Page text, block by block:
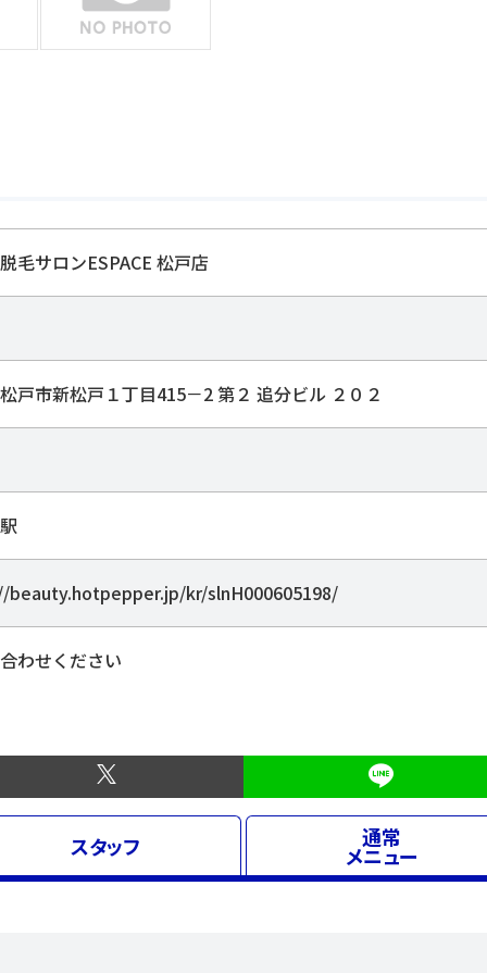
毛サロンESPACE 松戸店
戸市新松戸１丁目415－2 第２ 追分ビル ２０２
kr/slnH000605198/
わせください
スタッフ 通常
メニュー